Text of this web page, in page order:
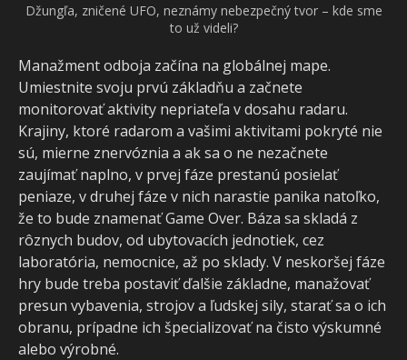
Džungľa, zničené UFO, neznámy nebezpečný tvor – kde sme
to už videli?
Manažment odboja začína na globálnej mape.
Umiestnite svoju prvú základňu a začnete
monitorovať aktivity nepriateľa v dosahu radaru.
Krajiny, ktoré radarom a vašimi aktivitami pokryté nie
sú, mierne znervóznia a ak sa o ne nezačnete
zaujímať naplno, v prvej fáze prestanú posielať
peniaze, v druhej fáze v nich narastie panika natoľko,
že to bude znamenať Game Over. Báza sa skladá z
rôznych budov, od ubytovacích jednotiek, cez
laboratória, nemocnice, až po sklady. V neskoršej fáze
hry bude treba postaviť ďalšie základne, manažovať
presun vybavenia, strojov a ľudskej sily, starať sa o ich
obranu, prípadne ich špecializovať na čisto výskumné
alebo výrobné.